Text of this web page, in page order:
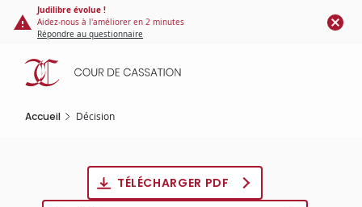
Panneau de gestion des cookies
contenu
principal
Judilibre évolue !
Aidez-nous à l'améliorer en 2 minutes
Répondre au questionnaire
Accueil Décision
TÉLÉCHARGER PDF